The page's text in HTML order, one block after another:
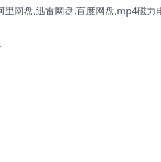
网盘,迅雷网盘,百度网盘,mp4磁力